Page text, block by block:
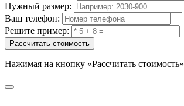
Нужный размер:
Ваш телефон:
Решите пример:
Рассчитать стоимость
Нажимая на кнопку «Рассчитать стоимость»